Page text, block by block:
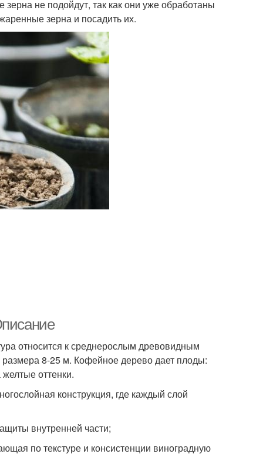
не подойдут, так как они уже обработаны
зерна и посадить их.
относится к среднерослым древовидным
8-25 м. Кофейное дерево дает плоды:
оттенки.
конструкция, где каждый слой
внутренней части;
по текстуре и консистенции виноградную